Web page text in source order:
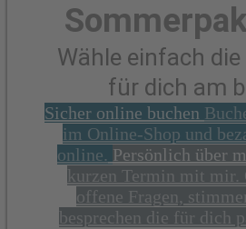
Wähle einfach
für dich am
Sicher online buchen
im Online-Shop und
online. Persönlich über
kurzen Termin mit mir.
offene Fragen,
besprechen die für dich